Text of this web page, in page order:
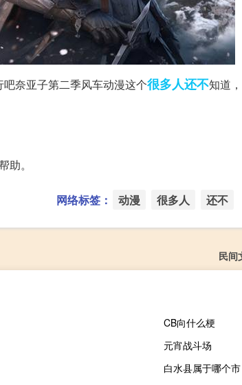
吧奈亚子第二季风车动漫这个很多人还不知道
。
网络标签： 动漫 很多人 还不
民间
CB向什么梗
元宵战斗场
白水县属于哪个市